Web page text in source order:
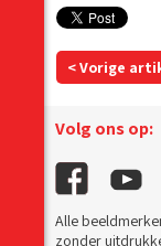
< Vorige
Volg ons op:
Alle
zonder